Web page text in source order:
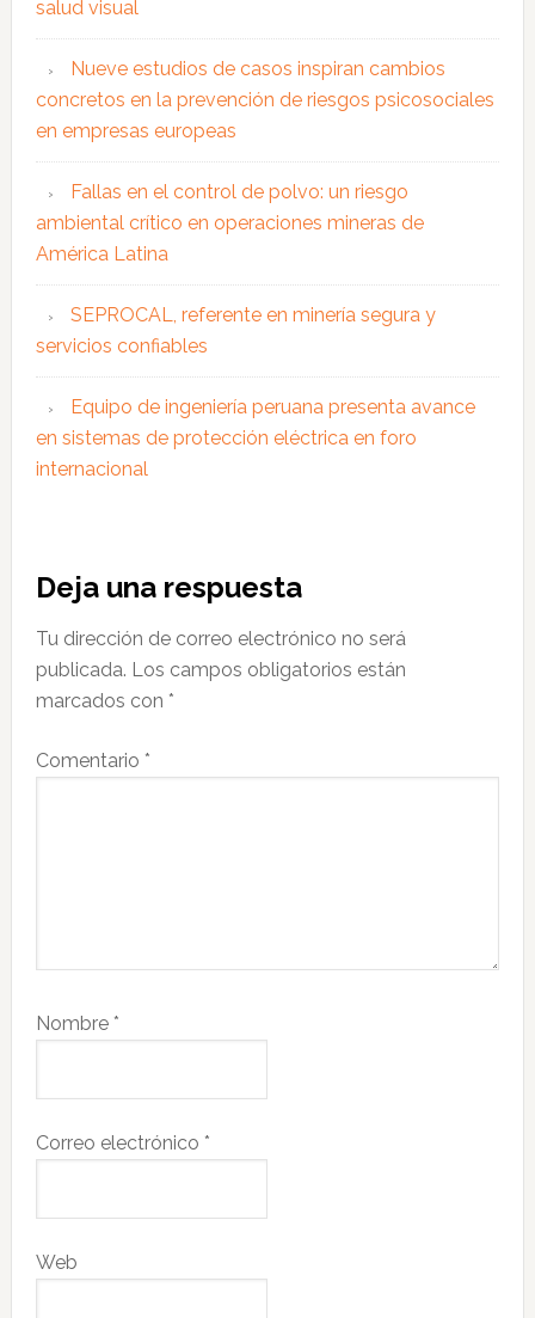
salud visual
Nueve estudios de casos inspiran cambios
concretos en la prevención de riesgos psicosociales
en empresas europeas
Fallas en el control de polvo: un riesgo
ambiental crítico en operaciones mineras de
América Latina
SEPROCAL, referente en minería segura y
servicios confiables
Equipo de ingeniería peruana presenta avance
en sistemas de protección eléctrica en foro
internacional
Interacciones
con
los
lectores
Deja una respuesta
Tu dirección de correo electrónico no será
publicada. Los campos obligatorios están
marcados con *
Comentario *
Nombre *
Correo electrónico *
Web